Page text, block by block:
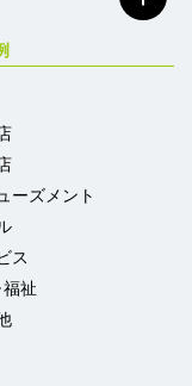
ーズメント
ス
福祉